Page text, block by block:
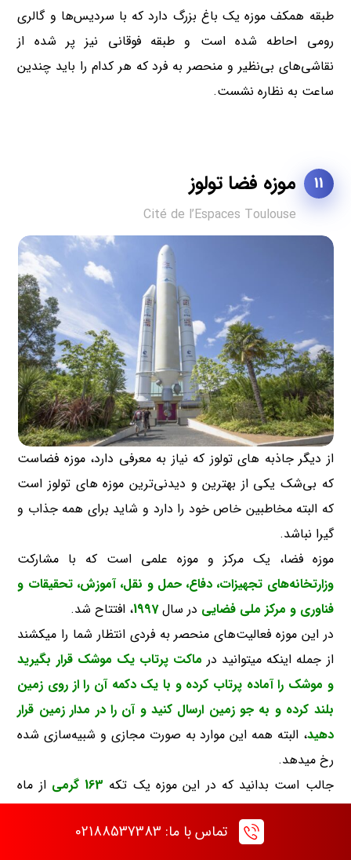
طبقه همکف موزه یک باغ بزرگ دارد که با سردیس‌ها و گالری
رومی احاطه شده است و طبقه فوقانی نیز پر شده از
نقاشی‌های بی‌نظیر و منحصر به فرد که هر کدام را باید چندین
ساعت به نظاره نشست.
11 موزه فضا تولوز
Cité de l’Espaces Toulouse
از دیگر جاذبه های تولوز که نیاز به معرفی دارد، موزه فضاست
که بی‌شک یکی از بهترین و دیدنی‌ترین موزه های تولوز است
که البته مخاطبین خاص خود را دارد و شاید برای همه جذاب و
گیرا نباشد.
موزه فضا، یک مرکز و موزه علمی است که با مشارکت
وزارتخانه‌های تجهیزات، دفاع، حمل و نقل، آموزش، تحقیقات و
فناوری و مرکز ملی فضایی در سال1997، افتتاح شد.
در این موزه فعالیت‌های منحصر به فردی انتظار شما را میکشند
از جمله اینکه میتوانید در ماکت پرتاب یک موشک قرار بگیرید
و موشک را آماده پرتاب کرده و با یک دکمه آن را از روی زمین
بلند کرده و به جو زمین ارسال کنید و آن را در مدار زمین قرار
دهید، البته همه این موارد به صورت مجازی و شبیه‌سازی شده
رخ میدهد.
جالب است بدانید که در این موزه یک تکه 163 گرمی
از ماه
تماس با ما: 02188537383